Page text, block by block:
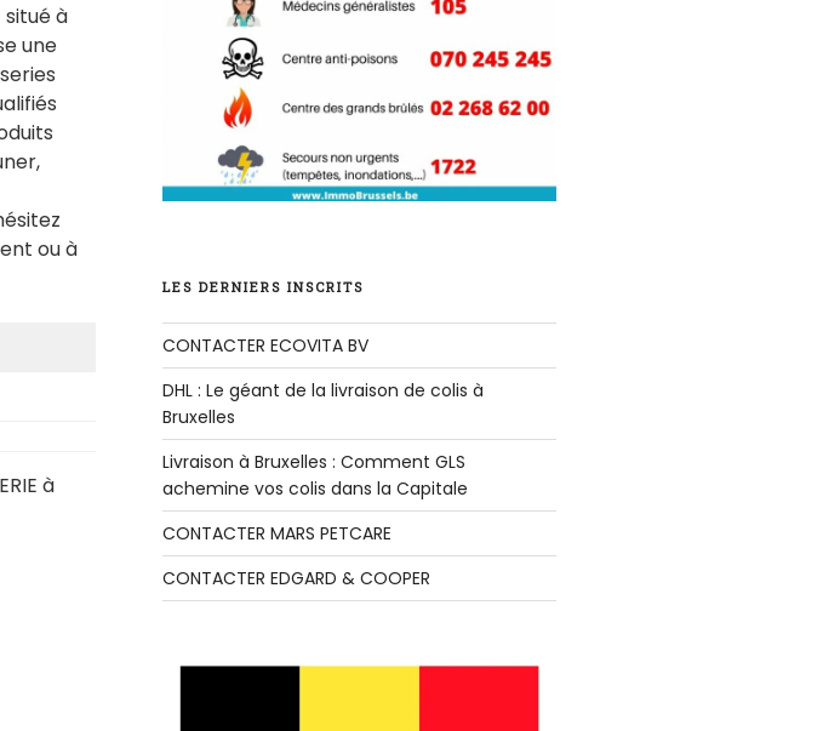
situé à
une
ou à
à
LES DERNIERS INSCRITS
CONTACTER ECOVITA BV
DHL : Le géant de la livraison de colis à
Bruxelles
Livraison à Bruxelles : Comment GLS
achemine vos colis dans la Capitale
CONTACTER MARS PETCARE
CONTACTER EDGARD & COOPER